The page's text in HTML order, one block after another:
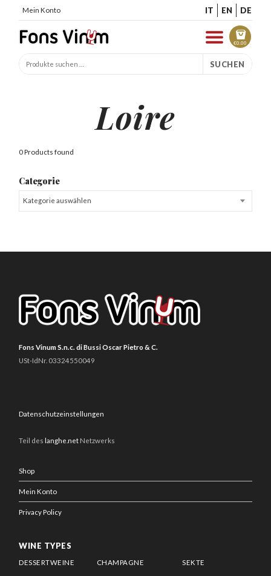
Mein Konto IT EN DE
€0.00
SUCHEN
Loire
0 Products found
Categorie
Kategorie auswählen
Fons Vinum S.n.c. di Bussi Oscar Pietro & C.
USt-IdNr. 03324550049
Datenschutzeinstellungen
Teil des langhe.net Netzwerks
Shop
Mein Konto
Privacy Policy
WINE TYPES
DESSERTWEINE CHAMPAGNE SEKTE